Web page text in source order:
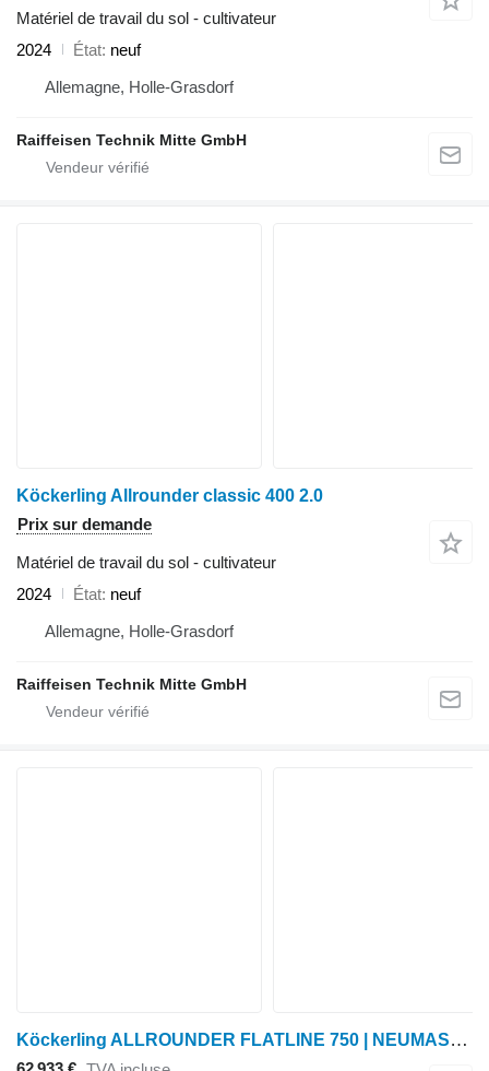
Matériel de travail du sol - cultivateur
2024
État neuf
Allemagne, Holle-Grasdorf
Raiffeisen Technik Mitte GmbH
Köckerling Allrounder classic 400 2.0
Prix sur demande
Matériel de travail du sol - cultivateur
2024
État neuf
Allemagne, Holle-Grasdorf
Raiffeisen Technik Mitte GmbH
Köckerling ALLROUNDER FLATLINE 750 | NEUMASCHINE